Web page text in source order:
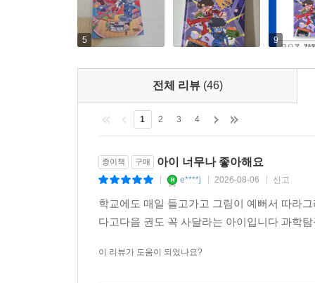
5 9
전체 리뷰 (46)
1 2 3 4
종이책 구매 아이 너무나 좋아해요
e****j 2026-08-06 신고
학교에도 매일 들고가고 그림이 예뻐서 따라
다고다음 권도 꼭 사달라는 아이입니다 과학
이 리뷰가 도움이 되었나요?